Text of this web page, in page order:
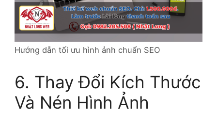
Hướng dẫn tối ưu hình ảnh chuẩn SEO
6. Thay Đổi Kích Thước
Và Nén Hình Ảnh